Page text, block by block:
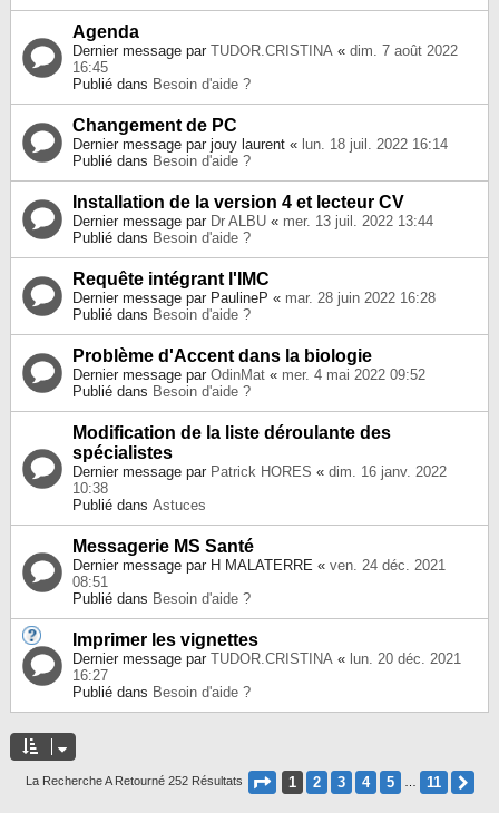
Agenda
Dernier message par TUDOR.CRISTINA « dim. 7 août 2022
16:45
Publié dans Besoin d'aide ?
Changement de PC
Dernier message par jouy laurent « lun. 18 juil. 2022 16:14
Publié dans Besoin d'aide ?
Installation de la version 4 et lecteur CV
Dernier message par Dr ALBU « mer. 13 juil. 2022 13:44
Publié dans Besoin d'aide ?
Requête intégrant l'IMC
Dernier message par PaulineP « mar. 28 juin 2022 16:28
Publié dans Besoin d'aide ?
Problème d'Accent dans la biologie
Dernier message par OdinMat « mer. 4 mai 2022 09:52
Publié dans Besoin d'aide ?
Modification de la liste déroulante des
spécialistes
Dernier message par Patrick HORES « dim. 16 janv. 2022
10:38
Publié dans Astuces
Messagerie MS Santé
Dernier message par H MALATERRE « ven. 24 déc. 2021
08:51
Publié dans Besoin d'aide ?
Imprimer les vignettes
Dernier message par TUDOR.CRISTINA « lun. 20 déc. 2021
16:27
Publié dans Besoin d'aide ?
La Recherche A Retourné 252 Résultats Page 1Sur 11
1 2 3 4 5 11